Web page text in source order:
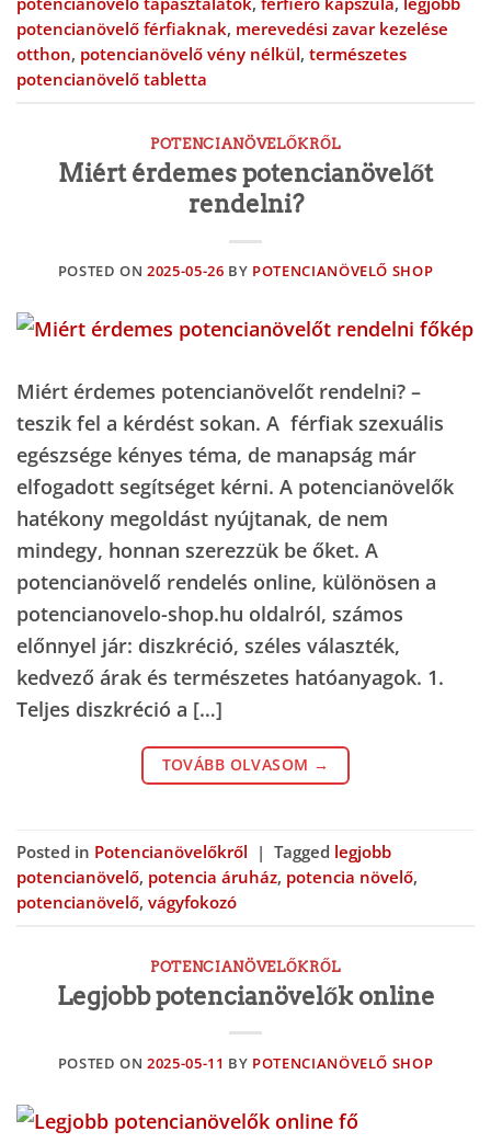
potencianövelő férfiaknak, merevedési zavar kezelése
otthon, potencianövelő vény nélkül, természetes
potencianövelő tabletta
POTENCIANÖVELŐKRŐL
Miért érdemes potencianövelőt
rendelni?
POSTED ON2025-05-26 BY POTENCIANÖVELŐ SHOP
Miért érdemes potencianövelőt rendelni? –
teszik fel a kérdést sokan. A férfiak szexuális
egészsége kényes téma, de manapság már
elfogadott segítséget kérni. A potencianövelők
hatékony megoldást nyújtanak, de nem
mindegy, honnan szerezzük be őket. A
potencianövelő rendelés online, különösen a
potencianovelo-shop.hu oldalról, számos
előnnyel jár: diszkréció, széles választék,
kedvező árak és természetes hatóanyagok. 1.
Teljes diszkréció a […]
TOVÁBB OLVASOM →
Posted in Potencianövelőkről | Tagged legjobb
potencianövelő, potencia áruház, potencia növelő,
potencianövelő, vágyfokozó
POTENCIANÖVELŐKRŐL
Legjobb potencianövelők online
POSTED ON2025-05-11 BY POTENCIANÖVELŐ SHOP